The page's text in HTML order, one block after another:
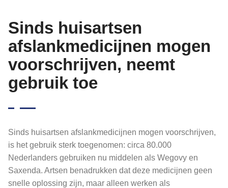
Sinds huisartsen
afslankmedicijnen mogen
voorschrijven, neemt
gebruik toe
Sinds huisartsen afslankmedicijnen mogen voorschrijven,
is het gebruik sterk toegenomen: circa 80.000
Nederlanders gebruiken nu middelen als Wegovy en
Saxenda. Artsen benadrukken dat deze medicijnen geen
snelle oplossing zijn, maar alleen werken als